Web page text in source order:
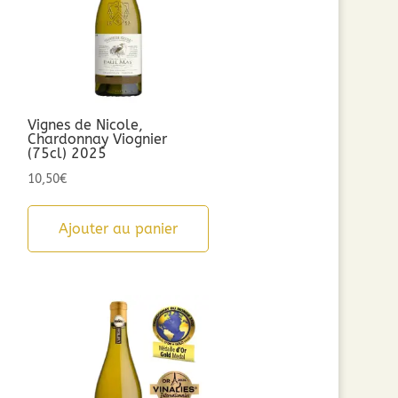
Vignes de Nicole,
Chardonnay Viognier
(75cl) 2025
10,50€
Ajouter au panier